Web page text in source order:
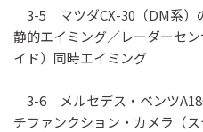
3-5 マツダCX-30（DM系）
静的エイミング／レーダーセ
イド）同時エイミング
3-6 メルセデス・ベンツ
チファンクション・カメラ（